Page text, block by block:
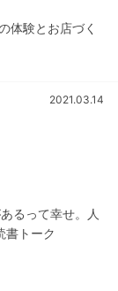
体験とお店づく
2021.03.14
るって幸せ。人
書トーク